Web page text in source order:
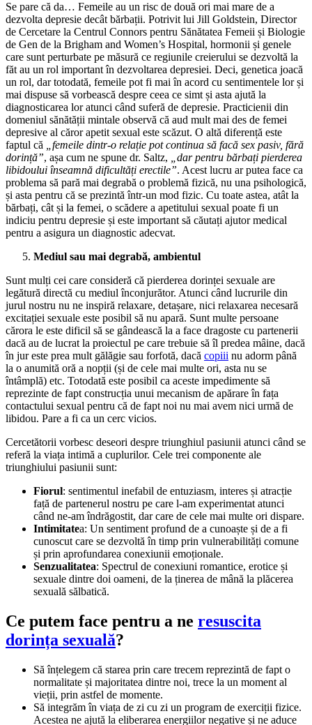
Se pare că da… Femeile au un risc de două ori mai mare de a
dezvolta depresie decât bărbații. Potrivit lui Jill Goldstein, Director
de Cercetare la Centrul Connors pentru Sănătatea Femeii și Biologie
de Gen de la Brigham and Women’s Hospital, hormonii și genele
care sunt perturbate pe măsură ce regiunile creierului se dezvoltă la
făt au un rol important în dezvoltarea depresiei. Deci, genetica joacă
un rol, dar totodată, femeile pot fi mai în acord cu sentimentele lor și
mai dispuse să vorbească despre ceea ce simt și asta ajută la
diagnosticarea lor atunci când suferă de depresie. Practicienii din
domeniul sănătății mintale observă că aud mult mai des de femei
depresive al căror apetit sexual este scăzut. O altă diferență este
faptul că
„femeile dintr-o relație pot continua să facă sex pasiv, fără
dorință”, așa cum ne spune dr. Saltz,
„dar pentru bărbați pierderea
libidoului înseamnă dificultăți erectile”. Acest lucru ar putea face ca
problema să pară mai degrabă o problemă fizică, nu una psihologică,
și asta pentru că se prezintă într-un mod fizic. Cu toate astea, atât la
bărbați, cât și la femei, o scădere a apetitului sexual poate fi un
indiciu pentru depresie și este important să căutați ajutor medical
pentru a asigura un diagnostic adecvat.
Mediul sau mai degrabă, ambientul
Sunt mulți cei care consideră că pierderea dorinței sexuale are
legătură directă cu mediul înconjurător. Atunci când lucrurile din
jurul nostru nu ne inspiră relaxare, detașare, nici relaxarea necesară
excitației sexuale este posibil să nu apară. Sunt multe persoane
cărora le este dificil să se gândească la a face dragoste cu partenerii
dacă au de lucrat la proiectul pe care trebuie să îl predea mâine, dacă
în jur este prea mult gălăgie sau forfotă, dacă copiii nu adorm până
la o anumită oră a nopții (și de cele mai multe ori, asta nu se
întâmplă) etc. Totodată este posibil ca aceste impedimente să
reprezinte de fapt construcția unui mecanism de apărare în fața
contactului sexual pentru că de fapt noi nu mai avem nici urmă de
libidou. Pare a fi ca un cerc vicios.
Cercetătorii vorbesc deseori despre triunghiul pasiunii atunci când se
referă la viața intimă a cuplurilor. Cele trei componente ale
triunghiului pasiunii sunt:
Fiorul: sentimentul inefabil de entuziasm, interes și atracție
față de partenerul nostru pe care l-am experimentat atunci
când ne-am îndrăgostit, dar care de cele mai multe ori dispare.
Intimitatea: Un sentiment profund de a cunoaște și de a fi
cunoscut care se dezvoltă în timp prin vulnerabilități comune
și prin aprofundarea conexiunii emoționale.
Senzualitatea: Spectrul de conexiuni romantice, erotice și
sexuale dintre doi oameni, de la ținerea de mână la plăcerea
sexuală sălbatică.
Ce putem face pentru a ne resuscita
dorința sexuală?
Să înțelegem că starea prin care trecem reprezintă de fapt o
normalitate și majoritatea dintre noi, trece la un moment al
vieții, prin astfel de momente.
Să integrăm în viața de zi cu zi un program de exerciții fizice.
Acestea ne ajută la eliberarea energiilor negative și ne aduce